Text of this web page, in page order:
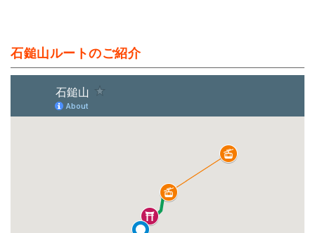
石鎚山ルートのご紹介